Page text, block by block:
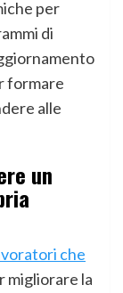
per
di
formare
alle
un
che
migliorare la